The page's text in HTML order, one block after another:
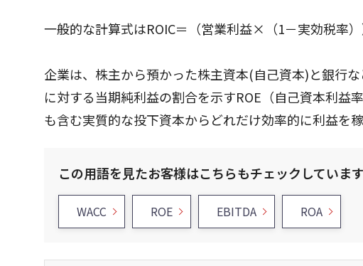
一般的な計算式はROIC＝（営業利益×（1－実効税率
企業は、株主から預かった株主資本(自己資本)と銀行
に対する当期純利益の割合を示すROE（自己資本利益
も含む実質的な投下資本からどれだけ効率的に利益を
この用語を見たお客様はこちらもチェックしています
WACC ROE EBITDA ROA